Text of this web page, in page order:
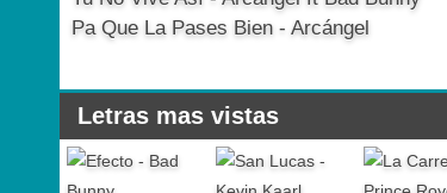
Pa Que La Pases Bien - Arcángel
Letras mas vistas